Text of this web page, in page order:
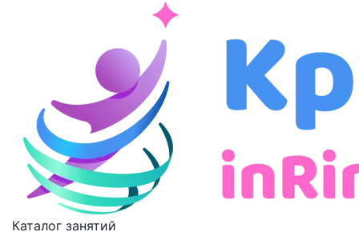
Каталог занятий